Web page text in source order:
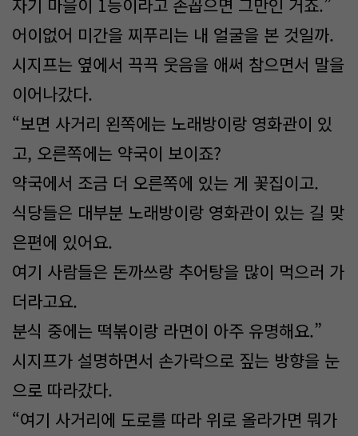
자기 마을이 1등이라고 손꼽으면 그만인 거죠.”
어이없어 미간을 찌푸리는 내 얼굴을 본 것일까.
시지프는 옆에서 끅끅 웃음을 애써 참으면서 말을
이어나갔다.
“보면 사거리 왼쪽에는 노래방이랑 영화관이 있
고, 오른쪽에는 약국이 보이죠?
약국에서 조금 더 오른쪽에 있는 게 꽃집이고.
식당들은 대부분 노래방이랑 영화관이 있는 길 맞
은편에 있어요.
여기 사람들은 돈까쓰랑 추어탕을 많이 먹으러 가
더라고요.
분식 중에는 떡볶이랑 라면이 아주 유명해요.”
시지프가 설명하면서 손가락으로 짚는 방향을 눈
으로 따라갔다.
“여기 사거리에 도로를 따라 위로 올라가면 뭐가